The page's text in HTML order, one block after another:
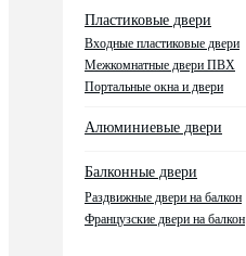
Пластиковые двери
Входные пластиковые двери
Межкомнатные двери ПВХ
Портальные окна и двери
Алюминиевые двери
Балконные двери
Раздвижные двери на балкон
Французские двери на балкон